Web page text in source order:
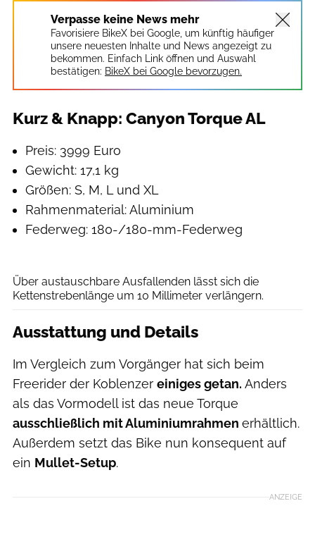
Verpasse keine News mehr
Favorisiere BikeX bei Google, um künftig häufiger
unsere neuesten Inhalte und News angezeigt zu
bekommen. Einfach Link öffnen und Auswahl
bestätigen: BikeX bei Google bevorzugen.
Kurz & Knapp: Canyon Torque AL
Preis: 3999 Euro
Gewicht: 17,1 kg
Größen: S, M, L und XL
Rahmenmaterial: Aluminium
Federweg: 180-/180-mm-Federweg
Über austauschbare Ausfallenden lässt sich die
Kettenstrebenlänge um 10 Millimeter verlängern.
Ausstattung und Details
Im Vergleich zum Vorgänger hat sich beim
Freerider der Koblenzer einiges getan. Anders
als das Vormodell ist das neue Torque
ausschließlich mit Aluminiumrahmen erhältlich.
Außerdem setzt das Bike nun konsequent auf
ein Mullet-Setup.
ANZEIGE